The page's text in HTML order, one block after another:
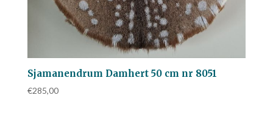
Sjamanendrum Damhert 50 cm nr 8051
€285,00